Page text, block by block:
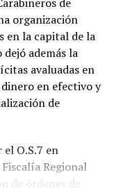
Eugenio
por el
Naín se inició en
a 32 años
cuyo
desde marzo
organización
en la capital de la
además la
avaluadas en
en efectivo y
de
O.S.7 en
Regional
de órdenes de